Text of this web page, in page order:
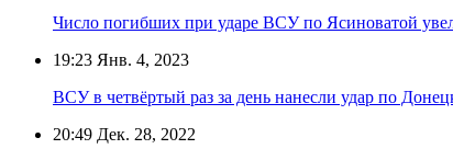
Число погибших при ударе ВСУ по Ясиноватой
19:23 Янв. 4, 2023
ВСУ в четвёртый раз за день нанесли удар по
20:49 Дек. 28, 2022